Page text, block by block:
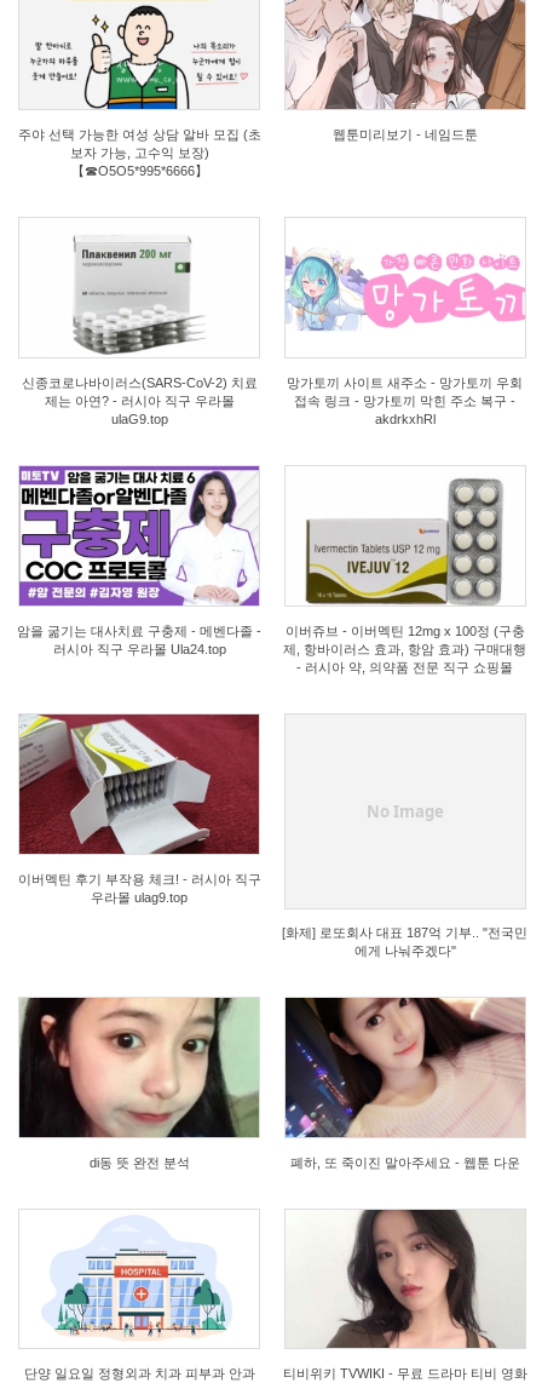
주야 선택 가능한 여성 상담 알바 모집 (초
보자 가능, 고수익 보장)
【☎O5O5*995*6666】
1
웹툰미리보기 - 네임드툰
신종코로나바이러스(SARS-CoV-2) 치료
제는 아연? - 러시아 직구 우라몰
ulaG9.top
0
망가토끼 사이트 새주소 - 망가토끼 우회
접속 링크 - 망가토끼 막힌 주소 복구 -
akdrkxhRl
0
암을 굶기는 대사치료 구충제 - 메벤다졸 -
러시아 직구 우라몰 Ula24.top
이버쥬브 - 이버멕틴 12mg x 100정 (구충
제, 항바이러스 효과, 항암 효과) 구매대행
- 러시아 약, 의약품 전문 직구 쇼핑몰
이버멕틴 후기 부작용 체크! - 러시아 직구
우라몰 ulag9.top
No Image
[화제] 로또회사 대표 187억 기부.. "전국민
에게 나눠주겠다"
di동 뜻 완전 분석
0
폐하, 또 죽이진 말아주세요 - 웹툰 다운
1
단양 일요일 정형외과 치과 피부과 안과
티비위키 TVWIKI - 무료 드라마 티비 영화